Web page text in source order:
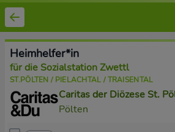
Heimhelfer*in
für die Sozialstation Zwettl
ST.PÖLTEN / PIELACHTAL / TRAISENTAL
Caritas der Diözese St.
Pölten